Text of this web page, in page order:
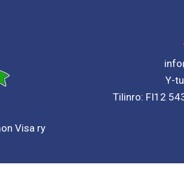
Visa ry
Y-
Tilinro: FI12